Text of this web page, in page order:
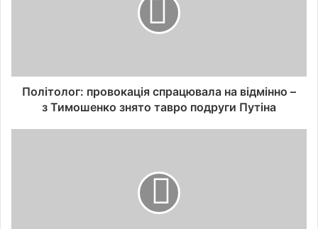
Політолог: провокація спрацювала на відмінно –
з Тимошенко знято тавро подруги Путіна